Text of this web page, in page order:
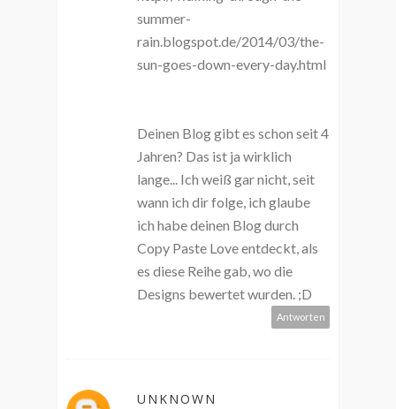
summer-
rain.blogspot.de/2014/03/the-
sun-goes-down-every-day.html
Deinen Blog gibt es schon seit 4
Jahren? Das ist ja wirklich
lange... Ich weiß gar nicht, seit
wann ich dir folge, ich glaube
ich habe deinen Blog durch
Copy Paste Love entdeckt, als
es diese Reihe gab, wo die
Designs bewertet wurden. ;D
Antworten
UNKNOWN